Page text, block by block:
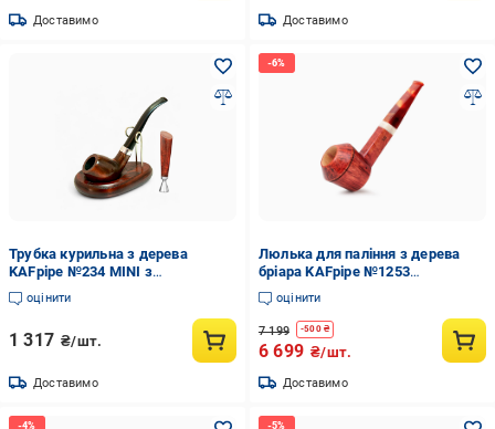
Доставимо Доставимо
Трубка курильна з дерева
KAFpipe №234 MINI з
підставкою KAF1 та тампером
(31018840)
оцінити
1 317 ₴/шт.
Доставимо
Люлька для паління з дерева
бріара KAFpipe №1253
(30452092)
оцінити
7 199 -500₴
6 699 ₴/шт.
Доставимо